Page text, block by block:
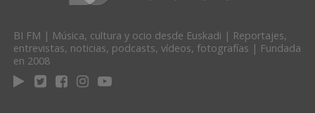
BI FM | Música, cultura y ocio desde Euskadi | Reportajes,
entrevistas, noticias, podcasts, vídeos, fotografías | Fundada
en 2008